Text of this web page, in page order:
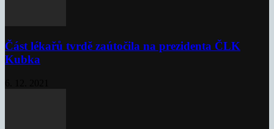
Část lékařů tvrdě zaútočila na prezidenta ČLK
Kubka